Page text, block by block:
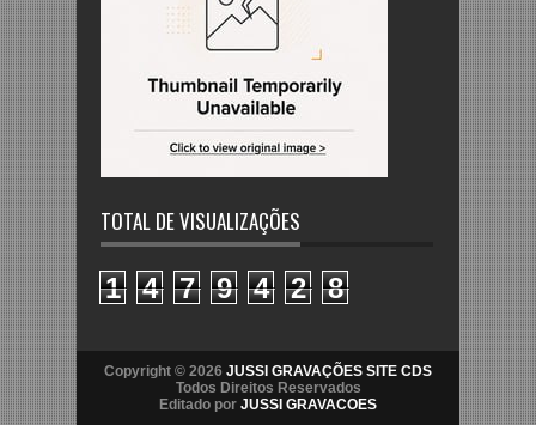
TOTAL DE VISUALIZAÇÕES
1 4 7 9 4 2 8
Copyright © 2026 JUSSI GRAVAÇÕES SITE CDS
Todos Direitos Reservados
Editado por JUSSI GRAVACOES